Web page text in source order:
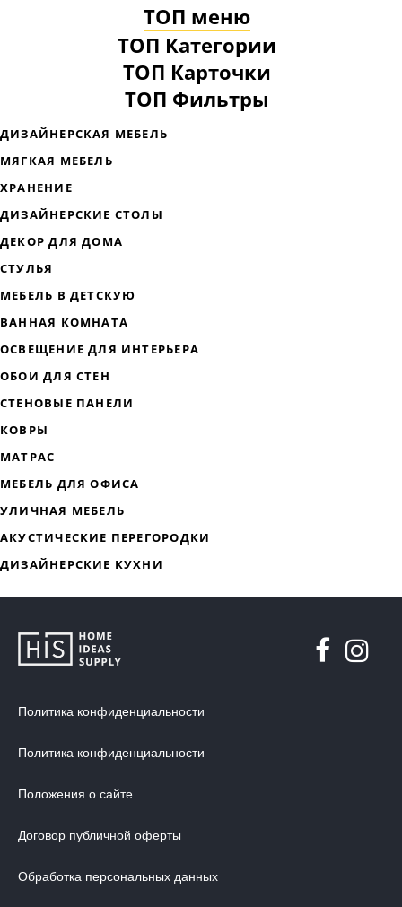
ТОП меню
ТОП Категории
ТОП Карточки
ТОП Фильтры
ДИЗАЙНЕРСКАЯ МЕБЕЛЬ
МЯГКАЯ МЕБЕЛЬ
ДИЗАЙНЕРСКИЕ СТОЛЫ
ДЕКОР ДЛЯ ДОМА
ВАННАЯ КОМНАТА
ОСВЕЩЕНИЕ ДЛЯ ИНТЕРЬЕРА
Политика конфиденциальности
Политика конфиденциальности
Положения о сайте
Договор публичной оферты
Обработка персональных данных